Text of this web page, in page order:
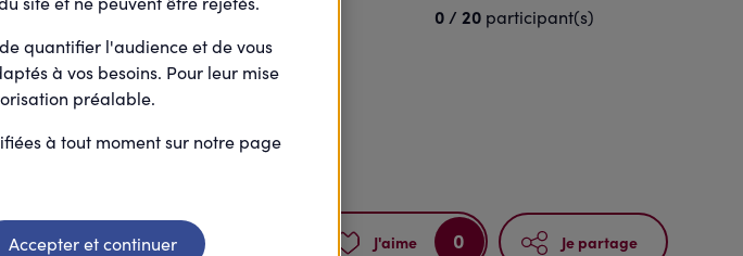
ParCATHERINE JRAIED
agoras (Salarié)
0 / 20 participant(s)
Je participe J'aime 0 Je partage
quantifier l'audience et de vous
à vos besoins. Pour leur mise
préalable.
à tout moment sur notre page
Accepter et continuer